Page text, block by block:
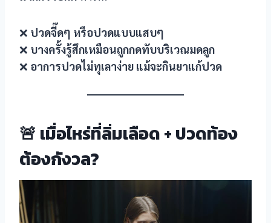
❌ ปวดจี๊ดๆ หรือปวดแบบแสบๆ
❌ บางครั้งรู้สึกเหมือนถูกกดทับบริเวณมดลูก
❌ อาการปวดไม่ทุเลาง่าย แม้จะกินยาแก้ปวด
🚨 เมื่อไหร่ที่ลิ่มเลือด + ปวดท้อง
ต้องกังวล?